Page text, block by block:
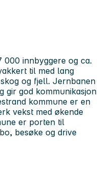
000 innbyggere og ca.
til med lang
og fjell. Jernbanen
gir god kommunikasjon
kommune er en
vekst med økende
er porten til
besøke og drive